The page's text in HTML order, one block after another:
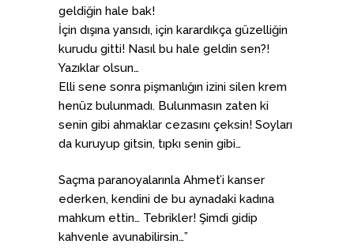
geldiğin hale bak!
İçin dışına yansıdı, için karardıkça güzelliğin
kurudu gitti! Nasıl bu hale geldin sen?!
Yazıklar olsun…
Elli sene sonra pişmanlığın izini silen krem
henüz bulunmadı. Bulunmasın zaten ki
senin gibi ahmaklar cezasını çeksin! Soyları
da kuruyup gitsin, tıpkı senin gibi…
Saçma paranoyalarınla Ahmet’i kanser
ederken, kendini de bu aynadaki kadına
mahkum ettin… Tebrikler! Şimdi gidip
kahvenle avunabilirsin…”